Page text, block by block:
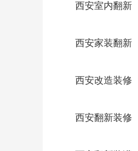
西安室内翻新
西安家装翻新
西安改造装修
西安翻新装修